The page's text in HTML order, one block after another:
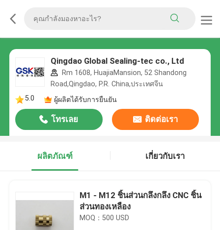
Qingdao Global Sealing-tec co., Ltd
Rm 1608, HuajiaMansion, 52 Shandong
Road,Qingdao, P.R. China,ประเทศจีน
5.0
ผู้ผลิตได้รับการยืนยัน
โทรเลย ติดต่อเรา
ผลิตภัณฑ์ เกี่ยวกับเรา
M1 - M12 ชิ้นส่วนกลึงกลึง CNC ชิ้น
ส่วนทองเหลือง
MOQ：500 USD